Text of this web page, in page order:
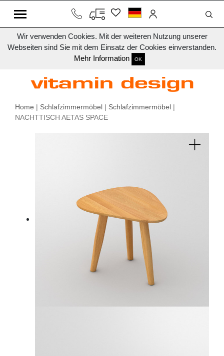
Wir verwenden Cookies. Mit der weiteren Nutzung unserer
Webseiten sind Sie mit dem Einsatz der Cookies einverstanden.
Mehr Information
OK
Home | Schlafzimmermöbel | Schlafzimmermöbel |
NACHTTISCH AETAS SPACE